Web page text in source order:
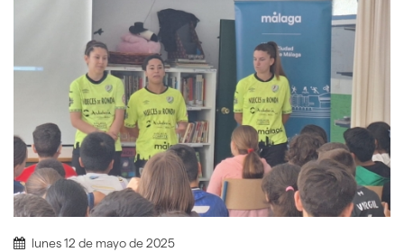
lunes 12 de mayo de 2025